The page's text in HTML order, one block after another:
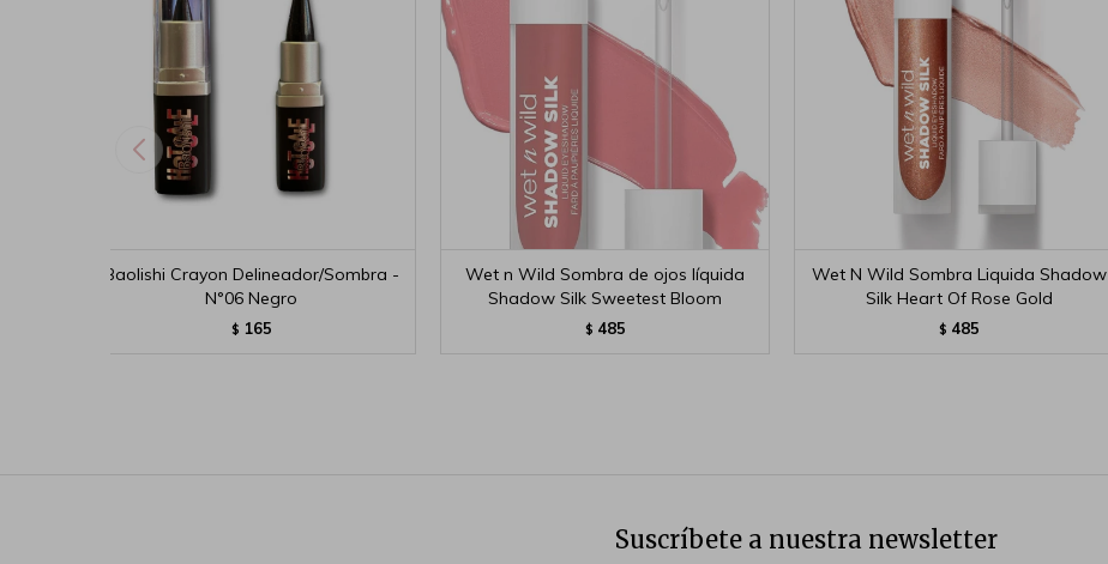
Baolishi Crayon Delineador/Sombra -
N°06 Negro
$ 165
Wet n Wild Sombra de ojos líquida
Shadow Silk Sweetest Bloom
$ 485
Wet N Wild Sombra Liquida Shadow
Silk Heart Of Rose Gold
$ 485
Suscríbete a nuestra newsletter